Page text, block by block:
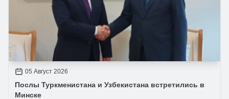
05 Август 2026
Послы Туркменистана и Узбекистана встретились в
Минске